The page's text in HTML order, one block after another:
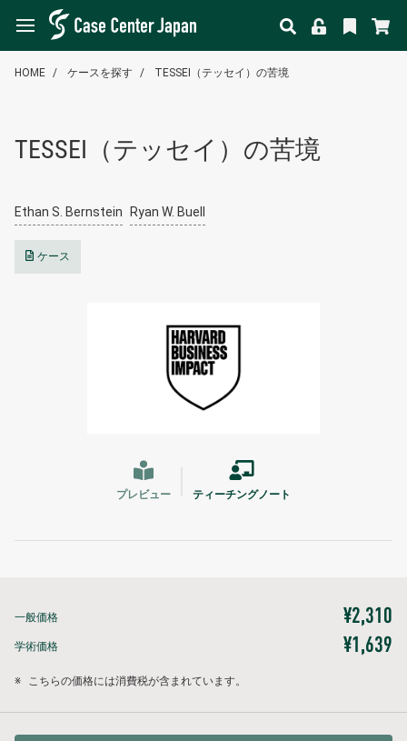
HOME ケースを探す TESSEI（テッセイ）の苦境
TESSEI（テッセイ）の苦境
Ethan S. Bernstein Ryan W. Buell
ケース
プレビュー ティーチングノート
一般価格 ¥2,310
学術価格 ¥1,639
※ こちらの価格には消費税が含まれています。